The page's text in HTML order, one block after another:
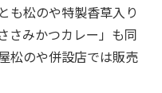
も松のや特製香草入り
さみかつカレー」も同
松のや併設店では販売